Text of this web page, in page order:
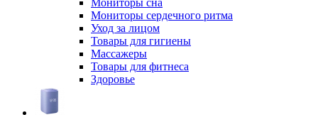
Мониторы сна
Мониторы сердечного ритма
Уход за лицом
Товары для гигиены
Массажеры
Товары для фитнеса
Здоровье